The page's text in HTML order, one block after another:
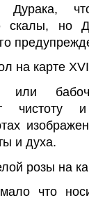
Дурака,
скалы, но
на карте
или
чистоту
и духа.
розы на
что